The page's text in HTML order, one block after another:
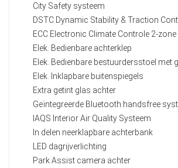
City Safety systeem
DSTC Dynamic Stability & Traction
ECC Electronic Climate Controle 2-zone
Elek. Bedienbare achterklep
Elek. Bedienbare bestuurdersstoel met
Elek. Inklapbare buitenspiegels
Extra getint glas achter
Geïntegreerde Bluetooth handsfree
IAQS Interior Air Quality Systeem
In delen neerklapbare achterbank
LED dagrijverlichting
Park Assist camera achter